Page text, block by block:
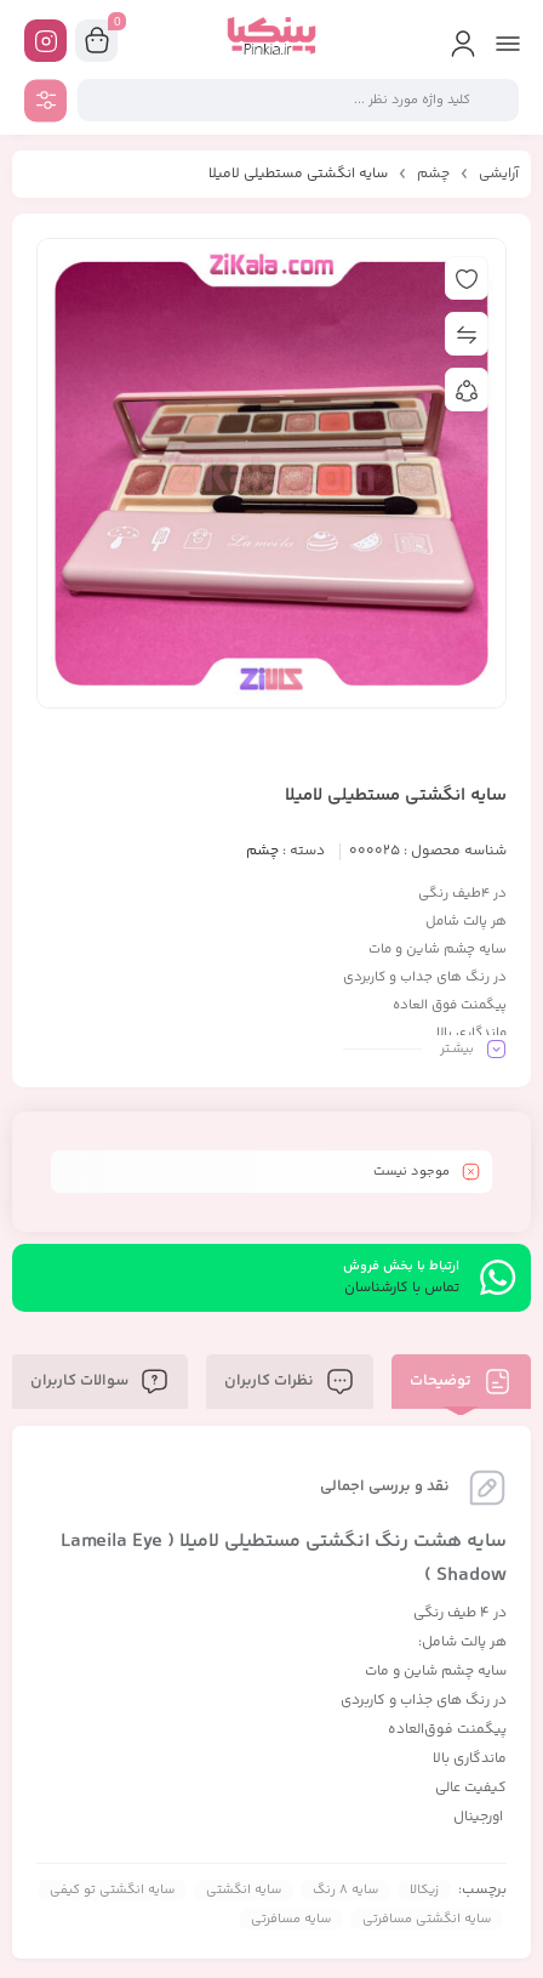
0
آرایشی چشم سایه انگشتی مستطیلی لامیلا
سایه انگشتی مستطیلی لامیلا
شناسه محصول : 000025 دسته : چشم
در ۴طیف رنگی
هر پالت شامل
سایه چشم شاین و مات
در رنگ های جداب و کاربردی
پیگمنت فوق العاده
ماندگاری بالا
کیفیت عالی
بیشـتر
موجود نیست
ارتباط با بخش فروش
تماس با کارشناسان
توضیحات نظرات کاربران سوالات کاربران
نقد و بررسی اجمالی
سایه هشت رنگ انگشتی مستطیلی لامیلا ( Lameila Eye
Shadow )
در 4 طیف رنگی
هر پالت شامل:
سایه چشم شاین و مات
در رنگ های جذاب و کاربردی
پیگمنت فوق‌العاده
ماندگاری بالا
کیفیت عالی
اورجینال
برچسب: زیکالا سایه 8 رنگ سایه انگشتی
سایه انگشتی تو کیفی
سایه انگشتی مسافرتی
سایه مسافرتی